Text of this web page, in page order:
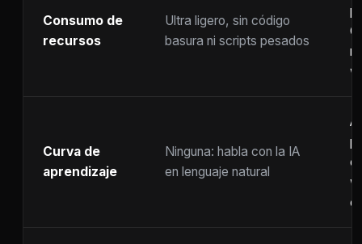
Consumo de
recursos
Ultra ligero, sin código
basura ni scripts pesados
Curva de
aprendizaje
Ninguna: habla con la IA
en lenguaje natural